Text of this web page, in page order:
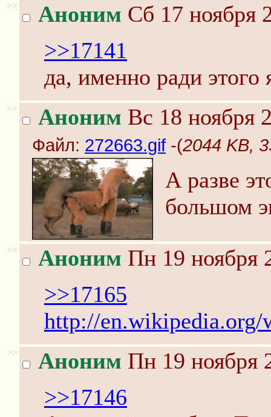
>> Аноним Сб 17 ноября
>>17141
да, именно ради
>> Аноним Вс 18 ноября
Файл: 272663.gif -(2044 KB,
А разве
большом
>> Аноним Пн 19 ноября
>>17165
http://en.wikipedia.org/
>> Аноним Пн 19 ноября
>>17146